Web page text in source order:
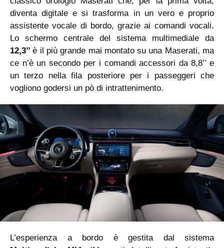
diventa digitale e si trasforma in un vero e proprio
assistente vocale di bordo, grazie ai comandi vocali.
Lo schermo centrale del sistema multimediale da
12,3’’è il più grande mai montato su una Maserati, ma
ce n’è un secondo per i comandi accessori da 8,8’’ e
un terzo nella fila posteriore per i passeggeri che
vogliono godersi un pò di intrattenimento.
L’esperienza a bordo è gestita dal sistema